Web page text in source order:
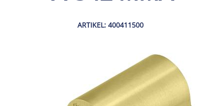
ARTIKEL: 400411500